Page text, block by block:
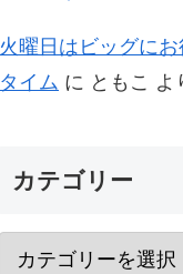
火曜日はビッグに
タイム に ともこ よ
カテゴリー